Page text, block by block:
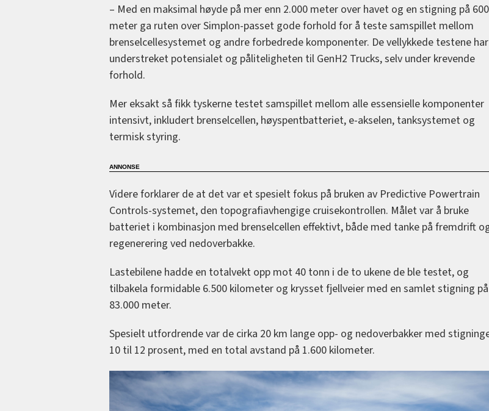
– Med en maksimal høyde på mer enn 2.000 meter over havet og en stigning på 600
meter ga ruten over Simplon-passet gode forhold for å teste samspillet mellom
brenselcellesystemet og andre forbedrede komponenter. De vellykkede testene har
understreket potensialet og påliteligheten til GenH2 Trucks, selv under krevende
forhold.
Mer eksakt så fikk tyskerne testet samspillet mellom alle essensielle komponenter
intensivt, inkludert brenselcellen, høyspentbatteriet, e-akselen, tanksystemet og
termisk styring.
Videre forklarer de at det var et spesielt fokus på bruken av Predictive Powertrain
Controls-systemet, den topografiavhengige cruisekontrollen. Målet var å bruke
batteriet i kombinasjon med brenselcellen effektivt, både med tanke på fremdrift
regenerering ved nedoverbakke.
Lastebilene hadde en totalvekt opp mot 40 tonn i de to ukene de ble testet, og
tilbakela formidable 6.500 kilometer og krysset fjellveier med en samlet stigning på
83.000 meter.
Spesielt utfordrende var de cirka 20 km lange opp- og nedoverbakker med
10 til 12 prosent, med en total avstand på 1.600 kilometer.